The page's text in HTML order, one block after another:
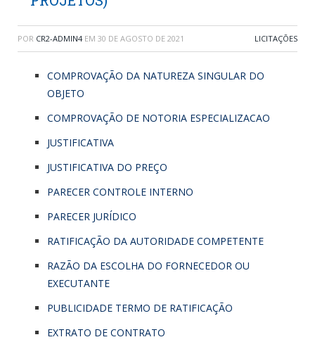
POR CR2-ADMIN4 EM 30 DE AGOSTO DE 2021 LICITAÇÕES
COMPROVAÇÃO DA NATUREZA SINGULAR DO
OBJETO
COMPROVAÇÃO DE NOTORIA ESPECIALIZACAO
JUSTIFICATIVA
JUSTIFICATIVA DO PREÇO
PARECER CONTROLE INTERNO
PARECER JURÍDICO
RATIFICAÇÃO DA AUTORIDADE COMPETENTE
RAZÃO DA ESCOLHA DO FORNECEDOR OU
EXECUTANTE
PUBLICIDADE TERMO DE RATIFICAÇÃO
EXTRATO DE CONTRATO